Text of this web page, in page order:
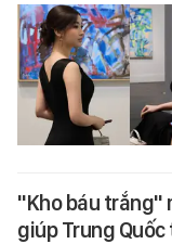
"Kho báu trắng"
giúp Trung